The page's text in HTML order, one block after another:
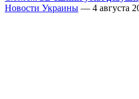
Новости Украины — 4 августа